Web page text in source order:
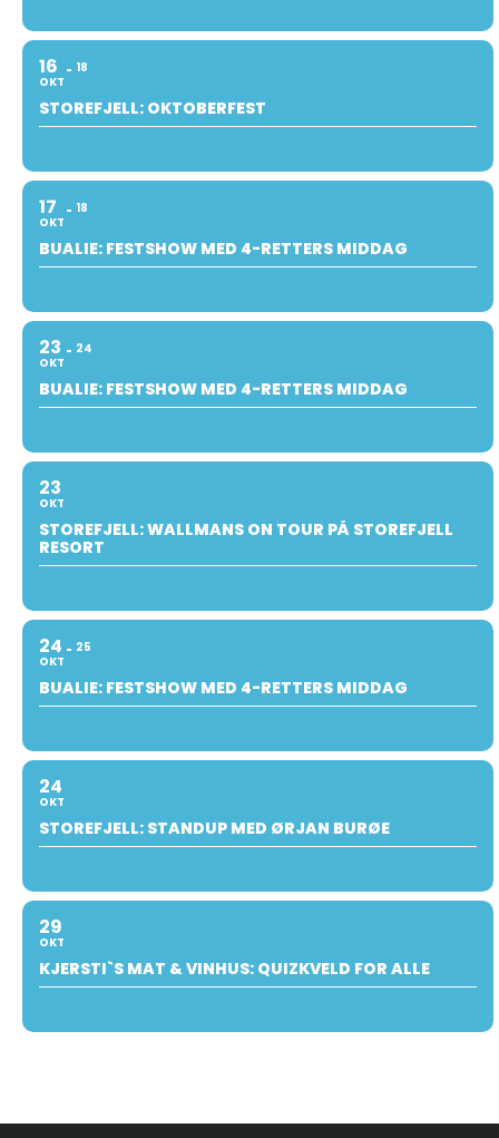
16
OKT
18
STOREFJELL: OKTOBERFEST
17
OKT
18
BUALIE: FESTSHOW MED 4-RETTERS MIDDAG
23
OKT
24
BUALIE: FESTSHOW MED 4-RETTERS MIDDAG
23
OKT
STOREFJELL: WALLMANS ON TOUR PÅ STOREFJELL
RESORT
24
OKT
25
BUALIE: FESTSHOW MED 4-RETTERS MIDDAG
24
OKT
STOREFJELL: STANDUP MED ØRJAN BURØE
29
OKT
KJERSTI`S MAT & VINHUS: QUIZKVELD FOR ALLE